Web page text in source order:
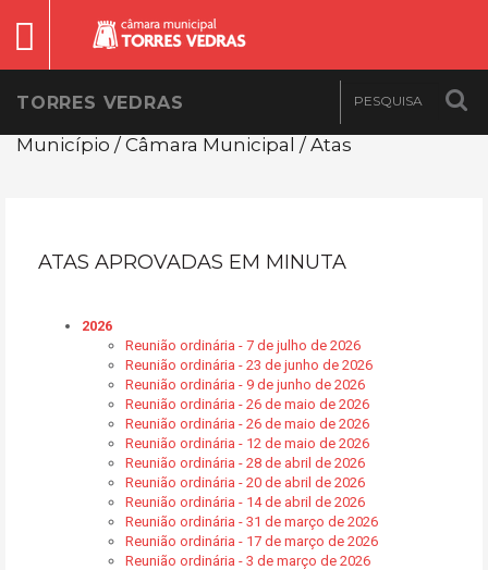
TORRES VEDRAS
Município / Câmara Municipal / Atas
ATAS APROVADAS EM MINUTA
2026
Reunião ordinária - 7 de julho de 2026
Reunião ordinária - 23 de junho de 2026
Reunião ordinária - 9 de junho de 2026
Reunião ordinária - 26 de maio de 2026
Reunião ordinária - 26 de maio de 2026
Reunião ordinária - 12 de maio de 2026
Reunião ordinária - 28 de abril de 2026
Reunião ordinária - 20 de abril de 2026
Reunião ordinária - 14 de abril de 2026
Reunião ordinária - 31 de março de 2026
Reunião ordinária - 17 de março de 2026
Reunião ordinária - 3 de março de 2026